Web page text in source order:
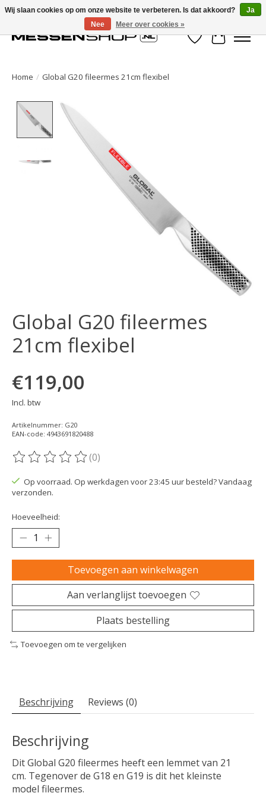
Verlanglijst
Home / Global G20 fileermes 21cm flexibel
Product image slideshow Items
Global G20 fileermes
21cm flexibel
€119,00
Incl. btw
Artikelnummer: G20
EAN-code: 4943691820488
De beoordeling van dit product is
(0)
Op voorraad. Op werkdagen voor 23:45 uur besteld? Vandaag
verzonden.
Hoeveelheid:
Toevoegen aan winkelwagen
Aan verlanglijst toevoegen
Plaats bestelling
Toevoegen om te vergelijken
Beschrijving Reviews (0)
Beschrijving
Dit Global G20 fileermes heeft een lemmet van 21
cm. Tegenover de G18 en G19 is dit het kleinste
model fileermes.
Wij slaan cookies op om onze website te verbeteren. Is dat akkoord?
Ja
Nee
Meer over cookies »